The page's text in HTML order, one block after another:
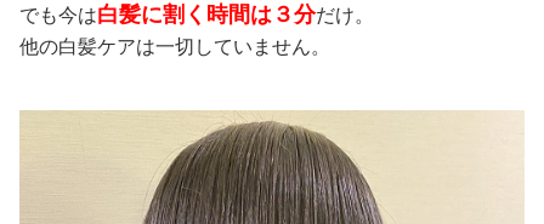
でも今は白髪に割く時間は３分だけ。
他の白髪ケアは一切していません。